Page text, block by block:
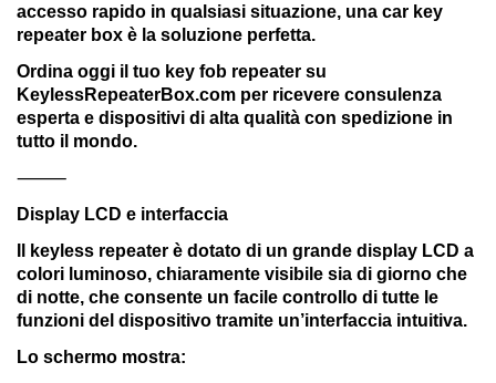
accesso rapido in qualsiasi situazione, una car key
repeater box è la soluzione perfetta.
Ordina oggi il tuo key fob repeater su
KeylessRepeaterBox.com per ricevere consulenza
esperta e dispositivi di alta qualità con spedizione in
tutto il mondo.
⸻
Display LCD e interfaccia
Il keyless repeater è dotato di un grande display LCD a
colori luminoso, chiaramente visibile sia di giorno che
di notte, che consente un facile controllo di tutte le
funzioni del dispositivo tramite un’interfaccia intuitiva.
Lo schermo mostra: